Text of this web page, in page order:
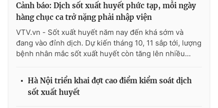
Cơ quan chủ quản:
Đài Truyền hình Việt Nam
Giấy phép hoạt động báo in và báo điện tử số 483/GP-BTTTT
cấp ngày 29/12/2023
Phó Tổng Biên tập:
Nguyễn Thị Mỹ Hạnh, Phạm Quốc Thắng,
Nguyễn Trọng Ninh
024.38 355 931 - 024.38 355 932
Cảnh báo: Dịch sốt xuất huyết phức tạp, mỗi ngày
hàng chục ca trở nặng phải nhập viện
VTV.vn - Sốt xuất huyết năm nay đến khá sớm và
đang vào đỉnh dịch. Dự kiến tháng 10, 11 sắp tới, lượng
bệnh nhân mắc sốt xuất huyết còn tăng lên nhiều...
Hà Nội triển khai đợt cao điểm kiểm soát dịch
sốt xuất huyết